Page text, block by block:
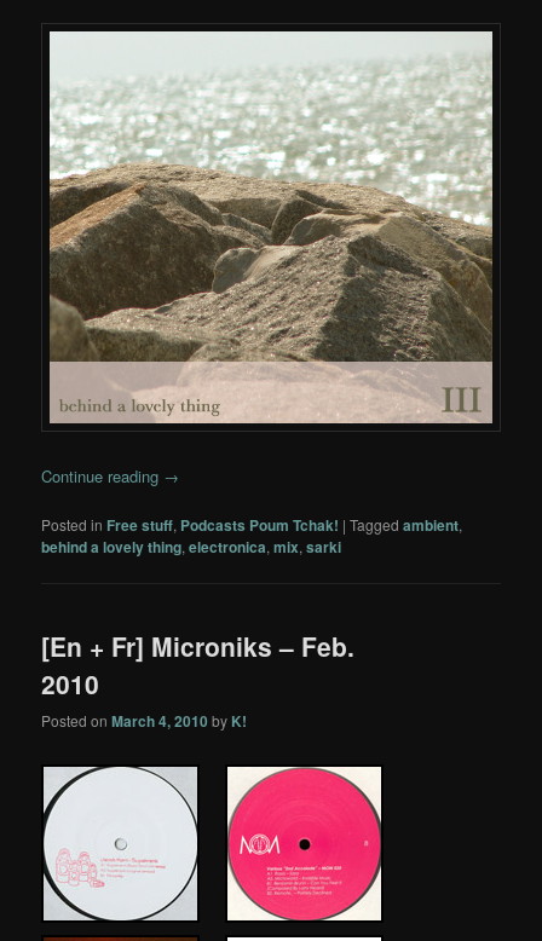
Continue reading →
Posted in Free stuff, Podcasts Poum Tchak! |Tagged ambient,
behind a lovely thing,electronica,mix,sarki
[En + Fr] Microniks – Feb.
2010
Posted onMarch 4, 2010 by K!